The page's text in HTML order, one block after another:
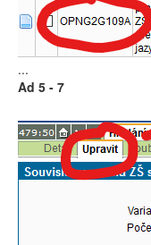
...
Ad 5 - 7